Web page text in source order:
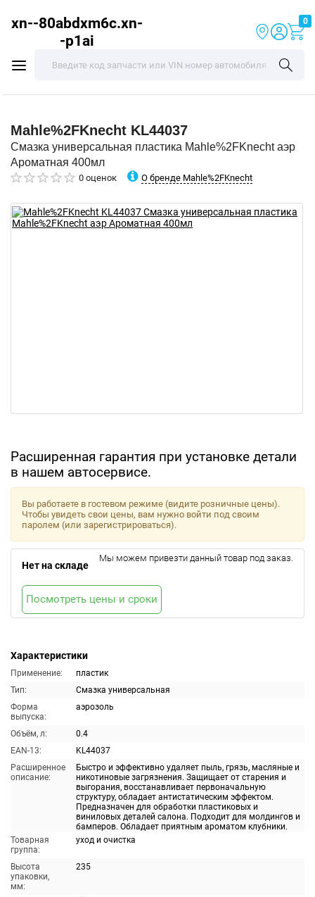
xn--80abdxm6c.xn-
-p1ai
0
Mahle%2FKnecht KL44037
Смазка универсальная пластика Mahle%2FKnecht аэр
Ароматная 400мл
0 оценок О бренде Mahle%2FKnecht
Расширенная гарантия при установке детали
в нашем автосервисе.
Характеристики
Применение:
пластик
Тип:
Смазка универсальная
Форма
выпуска:
аэрозоль
Объём, л:
0.4
EAN-13:
KL44037
Расширенное
описание:
Быстро и эффективно удаляет пыль, грязь, масляные и
никотиновые загрязнения. Защищает от старения и
выгорания, восстанавливает первоначальную
структуру, обладает антистатическим эффектом.
Предназначен для обработки пластиковых и
виниловых деталей салона. Подходит для молдингов и
бамперов. Обладает приятным ароматом клубники.
Товарная
группа:
уход и очистка
Высота
упаковки,
мм:
235
Вы работаете в гостевом режиме (видите розничные цены).
Чтобы увидеть свои цены, вам нужно войти под своим
паролем (или зарегистрироваться).
Нет на складе
Мы можем привезти данный товар под заказ.
Посмотреть цены и сроки